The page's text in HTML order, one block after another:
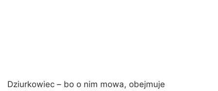
Dziurkowiec – bo o nim mowa, obejmuje